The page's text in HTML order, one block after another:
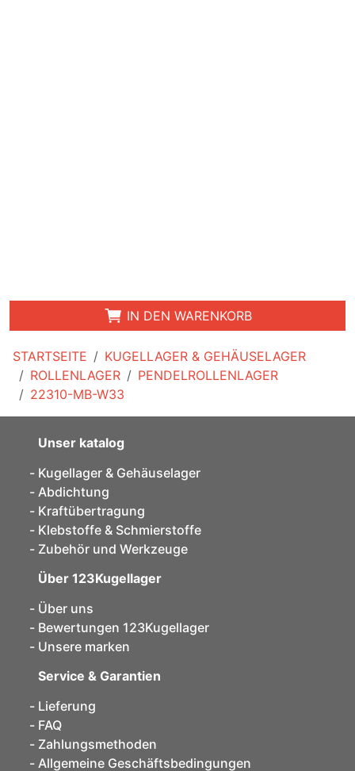
STARTSEITE
KUGELLAGER & GEHÄUSELAGER
ROLLENLAGER
PENDELROLLENLAGER
22310-MB-W33
IN DEN WARENKORB
Unser katalog
Kugellager & Gehäuselager
Abdichtung
Kraftübertragung
Klebstoffe & Schmierstoffe
Zubehör und Werkzeuge
Über 123Kugellager
Über uns
Bewertungen 123Kugellager
Unsere marken
Service & Garantien
Lieferung
FAQ
Zahlungsmethoden
Allgemeine Geschäftsbedingungen